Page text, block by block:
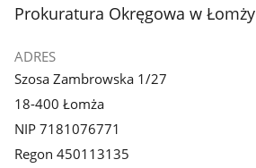
stopka
Prokuratura Okręgowa w Łomży
ADRES
Szosa Zambrowska 1/27
18-400 Łomża
NIP 7181076771
Regon 450113135